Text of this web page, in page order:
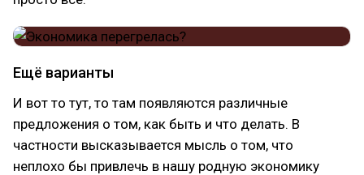
Ещё варианты
И вот то тут, то там появляются различные
предложения о том, как быть и что делать. В
частности высказывается мысль о том, что
неплохо бы привлечь в нашу родную экономику